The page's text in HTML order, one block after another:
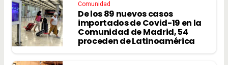
Comunidad
De los 89 nuevos casos
importados de Covid-19 en la
Comunidad de Madrid, 54
proceden de Latinoamérica